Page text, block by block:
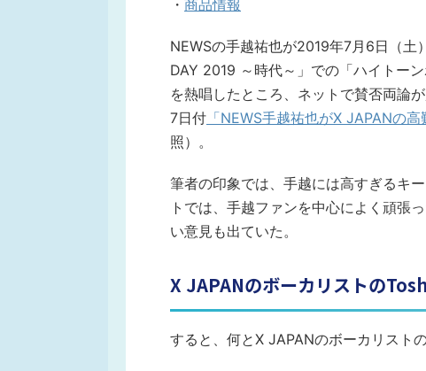
・ 商品情報
NEWSの手越祐也が2019年7月6日（土
DAY 2019 ～時代～」での「ハイトー
を熱唱したところ、ネットで賛否両論
7日付 「NEWS手越祐也がX JAPANの
照）。
筆者の印象では、手越には高すぎるキ
トでは、手越ファンを中心によく頑張
い意見も出ていた。
X JAPANのボーカリストの
すると、何とX JAPANのボーカリスト